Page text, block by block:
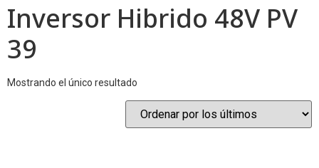
Inversor Hibrido 48V PV
39
Mostrando el único resultado